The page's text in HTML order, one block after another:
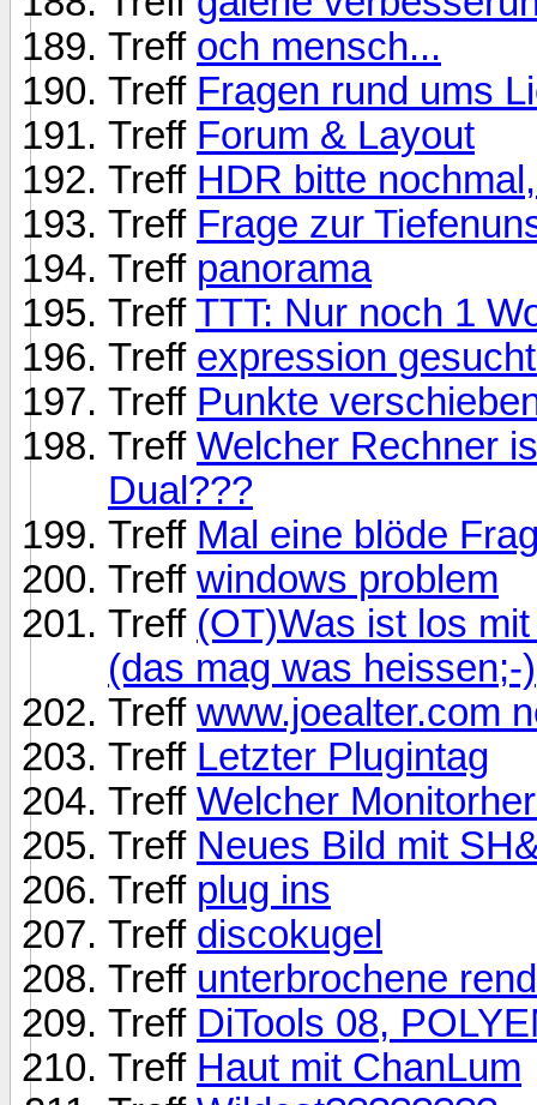
Treff och mensch...
Treff Fragen rund ums
Treff Forum & Layout
Treff HDR bitte
Treff Frage zur
Treff panorama
TreffTTT: Nur noch 1
Treff expression
Treff Punkte
Treff Welcher Rechner
Dual???
Treff Mal eine blöde
Treff windows problem
Treff (OT)Was ist los
(das mag was heissen;-)
Treff www.joealter.com
Treff Letzter Plugintag
Treff Welcher
Treff Neues Bild mit
Treff plug ins
Treff discokugel
Treff unterbrochene
Treff DiTools 08,
Treff Haut mit ChanLum